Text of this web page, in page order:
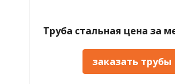
Труба стальная цена за
заказать трубы